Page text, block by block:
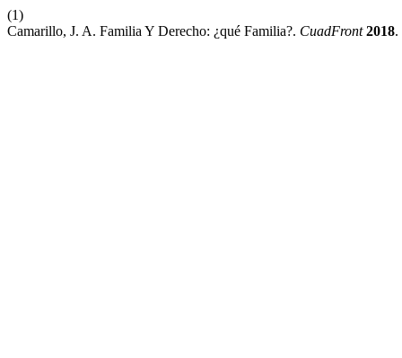
(1)
Camarillo, J. A. Familia Y Derecho: ¿qué Familia?. CuadFront 2018.